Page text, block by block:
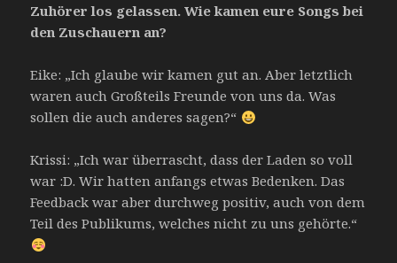
Zuhörer los gelassen. Wie kamen eure Songs bei
den Zuschauern an?
Eike: „Ich glaube wir kamen gut an. Aber letztlich
waren auch Großteils Freunde von uns da. Was
sollen die auch anderes sagen?“
Krissi: „Ich war überrascht, dass der Laden so voll
war :D. Wir hatten anfangs etwas Bedenken. Das
Feedback war aber durchweg positiv, auch von dem
Teil des Publikums, welches nicht zu uns gehörte.“